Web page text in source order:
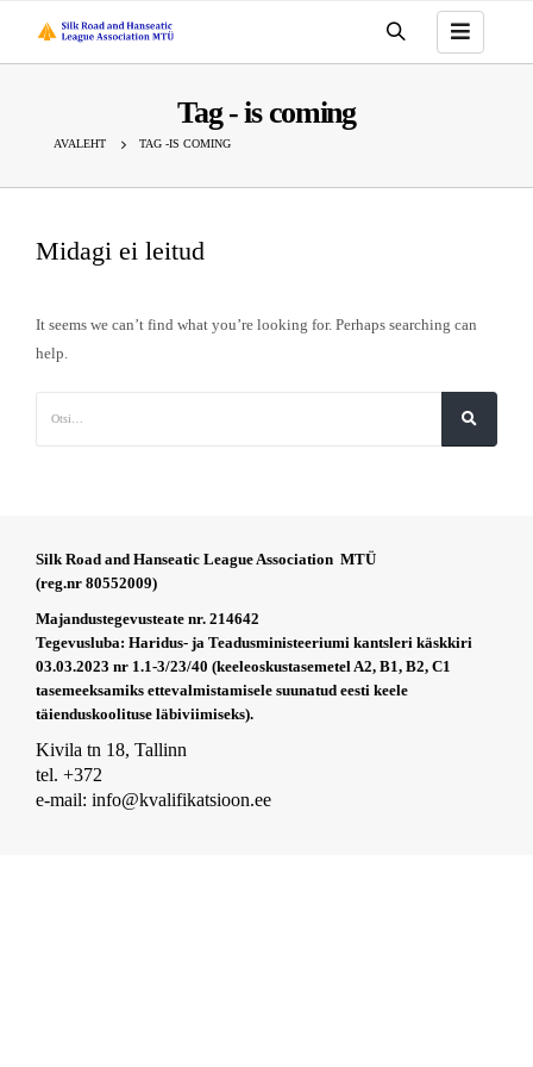
Tag - is coming
AVALEHT TAG -IS COMING
Midagi ei leitud
It seems we can’t find what you’re looking for. Perhaps searching can
help.
Silk Road and Hanseatic League Association MTÜ
(reg.nr 80552009)
Majandustegevusteate nr. 214642
Tegevusluba: Haridus- ja Teadusministeeriumi kantsleri käskkiri
03.03.2023 nr 1.1-3/23/40 (keeleoskustasemetel A2, B1, B2, C1
tasemeeksamiks ettevalmistamisele suunatud eesti keele
täienduskoolituse läbiviimiseks).
Kivila tn 18, Tallinn
tel. +372
e-mail: info@kvalifikatsioon.ee